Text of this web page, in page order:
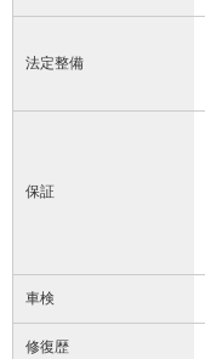
法定整備
保証
車検
修復歴